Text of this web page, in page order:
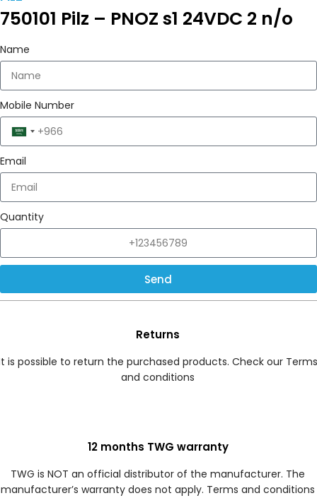
750101 Pilz – PNOZ s1 24VDC 2 n/o
Name
Mobile Number
Saudi
Arabia
+966
Email
Quantity
Send
Returns
is possible to return the purchased products. Check our Terms
and conditions
12 months TWG warranty
TWG is NOT an official distributor of the manufacturer. The
manufacturer’s warranty does not apply. Terms and conditions